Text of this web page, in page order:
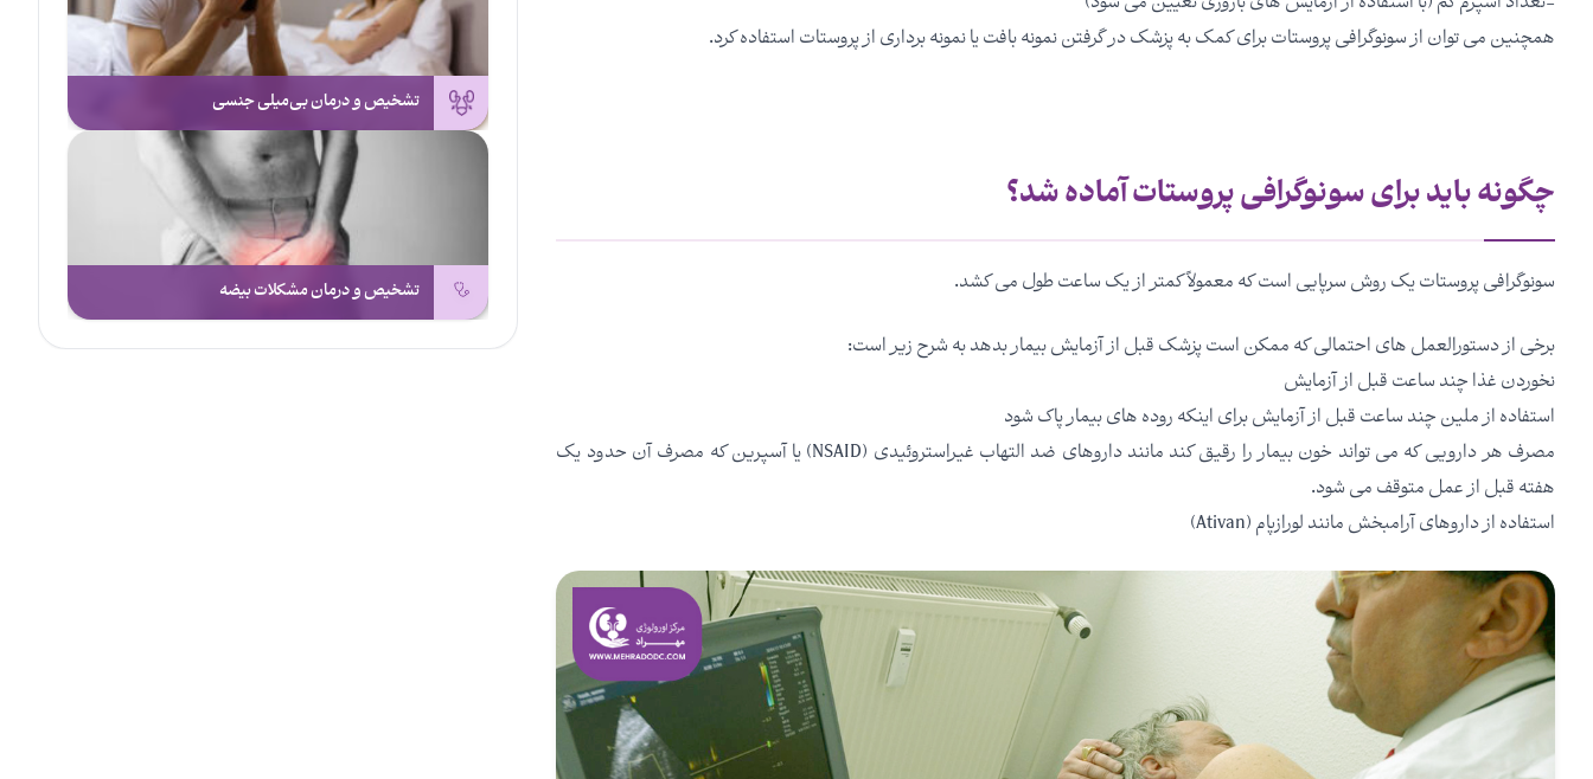
همچنین می توان از سونوگرافی پروستات برای کمک به پزشک در گرفتن نمونه بافت یا نمونه برداری از پروستات استفاده کرد.
چگونه باید برای سونوگرافی پروستات آماده شد؟
سونوگرافی پروستات یک روش سرپایی است که معمولاً کمتر از یک ساعت طول می کشد.
برخی از دستورالعمل های احتمالی که ممکن است پزشک قبل از آزمایش بیمار بدهد به شرح زیر است:
نخوردن غذا چند ساعت قبل از آزمایش
استفاده از ملین چند ساعت قبل از آزمایش برای اینکه روده های بیمار پاک شود
مصرف هر دارویی که می تواند خون بیمار را رقیق کند مانند داروهای ضد التهاب غیراستروئیدی (NSAID) یا آسپرین که مصرف آن حدود یک
هفته قبل از عمل متوقف می شود.
استفاده از داروهای آرامبخش مانند لورازپام (Ativan)
تشخیص و درمان بی‌میلی جنسی
تشخیص و درمان مشکلات بیضه